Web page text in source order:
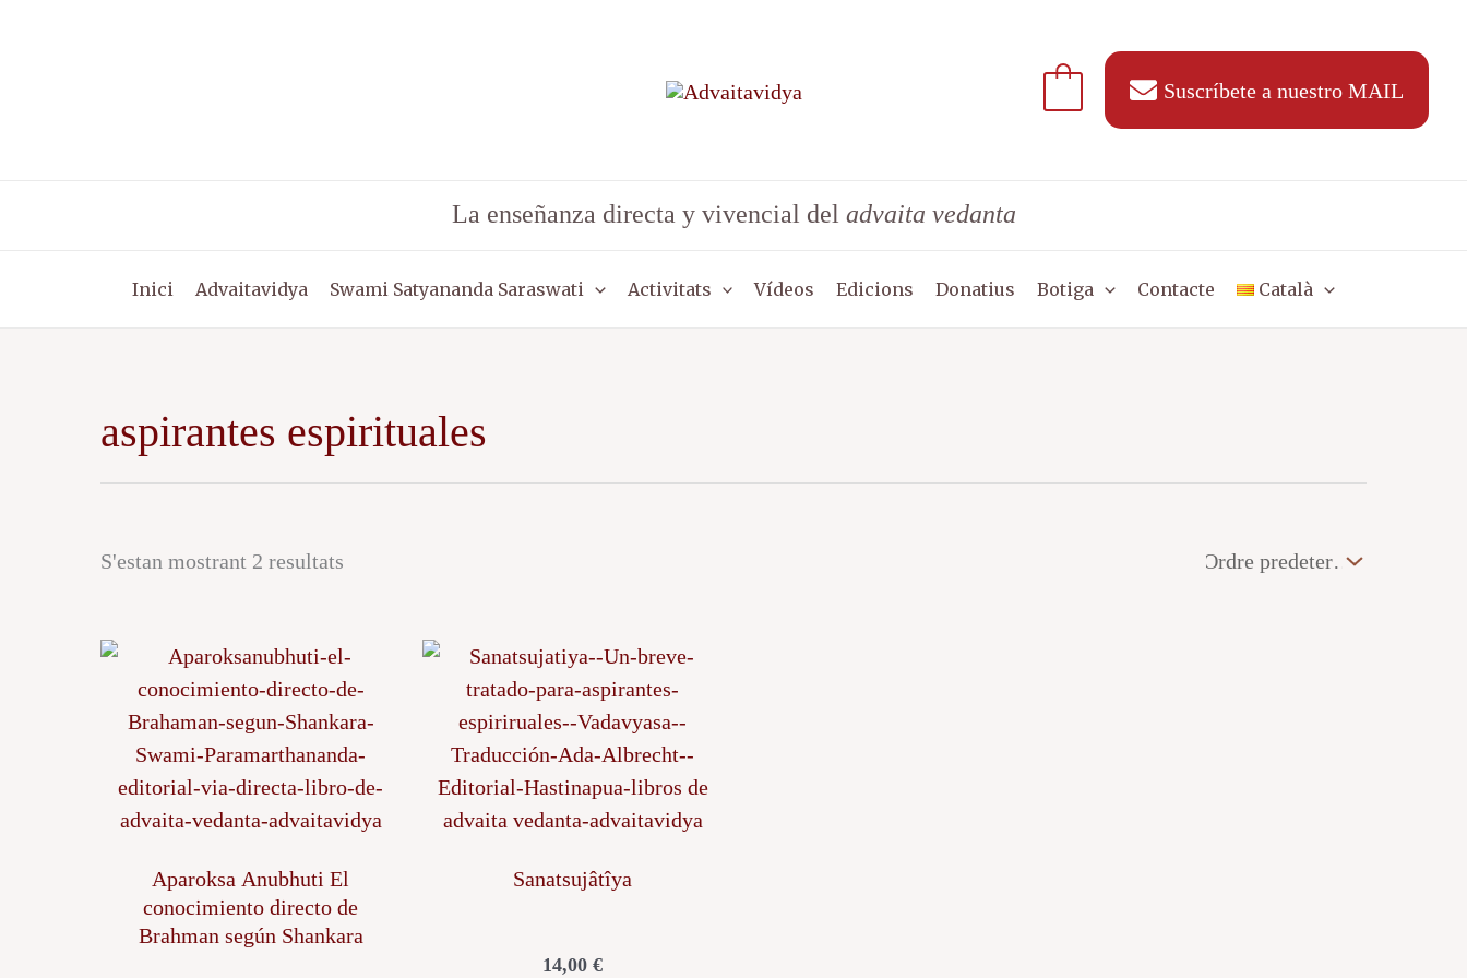
Suscríbete a nuestro MAIL
La enseñanza directa y vivencial del advaita vedanta
Inici Advaitavidya Swami Satyananda Saraswati Activitats Vídeos Edicions Donatius Botiga Contacte Català
aspirantes espirituales
S'estan mostrant 2 resultats
Aparoksa Anubhuti El
conocimiento directo de
Brahman según Shankara
Sanatsujâtîya
14,00 €